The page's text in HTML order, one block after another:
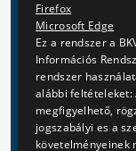
Firefox
Microsoft Edge
Ez a rendszer a
Információs
rendszer
alábbi feltételeket:
megfigyelhető,
jogszabályi es a
követelményeinek